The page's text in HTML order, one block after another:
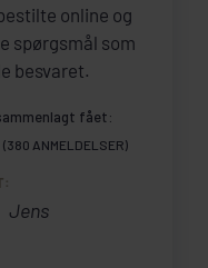
online og
spørgsmål som
besvaret.
fået:
(380 ANMELDELSER)
Jens